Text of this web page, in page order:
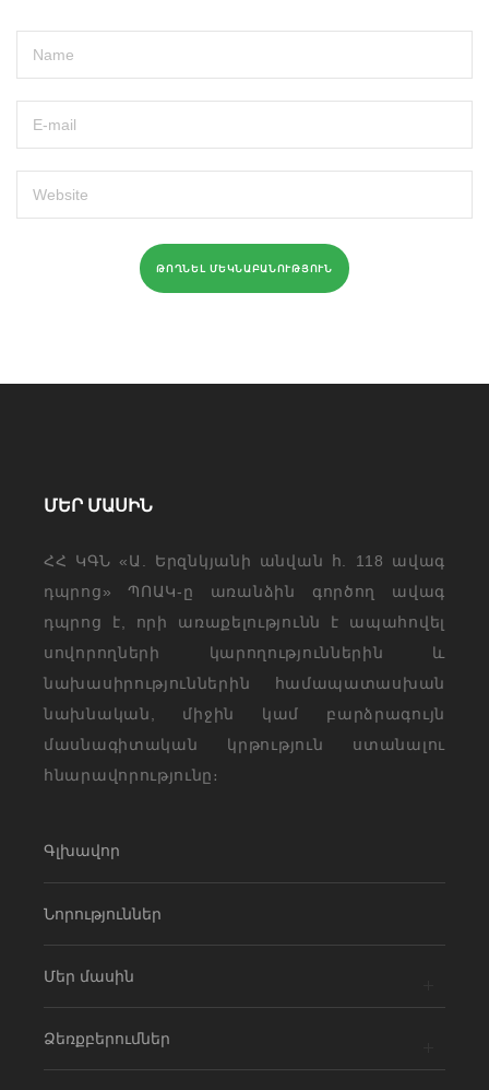
ՄԵՐ ՄԱՍԻՆ
ՀՀ ԿԳՆ «Ա. Երզնկյանի անվան հ. 118 ավագ
դպրոց» ՊՈԱԿ-ը առանձին գործող ավագ
դպրոց է, որի առաքելությունն է ապահովել
սովորողների կարողություններին և
նախասիրություններին համապատասխան
նախնական, միջին կամ բարձրագույն
մասնագիտական կրթություն ստանալու
հնարավորությունը։
Գլխավոր
Նորություններ
Մեր մասին
Ձեռքբերումներ